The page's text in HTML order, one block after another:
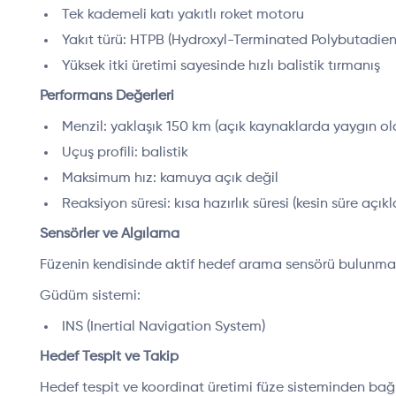
Tek kademeli katı yakıtlı roket motoru
Yakıt türü: HTPB (Hydroxyl-Terminated
Yüksek itki üretimi sayesinde hızlı balistik tırmanış
Performans Değerleri
Menzil: yaklaşık 150 km (açık kaynaklarda yaygın
Uçuş profili: balistik
Maksimum hız: kamuya açık değil
Reaksiyon süresi: kısa hazırlık süresi (kesin süre
Sensörler ve Algılama
Füzenin kendisinde aktif hedef arama sensörü
Güdüm sistemi:
INS (Inertial Navigation System)
Hedef Tespit ve Takip
Hedef tespit ve koordinat üretimi füze sisteminden